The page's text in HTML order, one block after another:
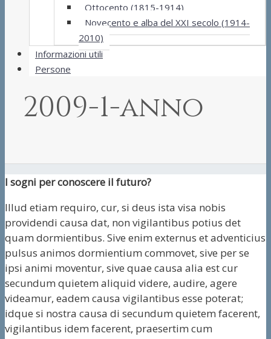
Ottocento (1815-1914)
Novecento e alba del XXI secolo (1914-
2010)
Informazioni utili
Persone
2009-1-anno
I sogni per conoscere il futuro?
Illud etiam requiro, cur, si deus ista visa nobis
providendi causa dat, non vigilantibus potius det
quam dormientibus. Sive enim externus et adventicius
pulsus animos dormientium commovet, sive per se
ipsi animi moventur, sive quae causa alia est cur
secundum quietem aliquid videre, audire, agere
videamur, eadem causa vigilantibus esse poterat;
idque si nostra causa di secundum quietem facerent,
vigilantibus idem facerent, praesertim cum